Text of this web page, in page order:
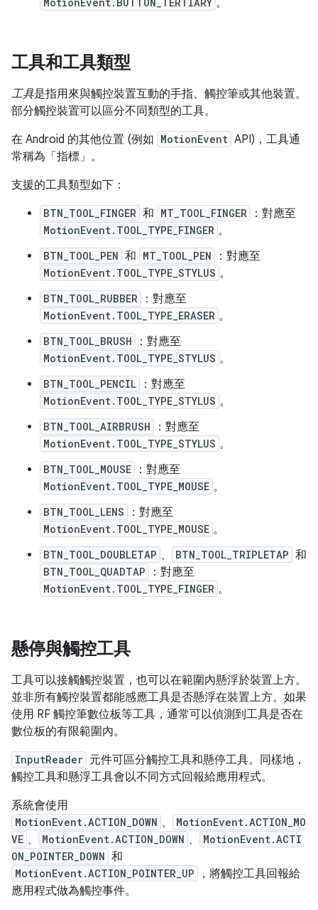
。
工具和工具類型
工具是指用來與觸控裝置互動的手指、觸控筆或其他裝置。
部分觸控裝置可以區分不同類型的工具。
在 Android 的其他位置 (例如 MotionEvent API)，工具通
常稱為「指標」 。
支援的工具類型如下：
BTN_TOOL_FINGER 和 MT_TOOL_FINGER ：對應至
MotionEvent.TOOL_TYPE_FINGER 。
BTN_TOOL_PEN 和 MT_TOOL_PEN ：對應至
MotionEvent.TOOL_TYPE_STYLUS 。
BTN_TOOL_RUBBER ：對應至
MotionEvent.TOOL_TYPE_ERASER 。
BTN_TOOL_BRUSH ：對應至
MotionEvent.TOOL_TYPE_STYLUS 。
BTN_TOOL_PENCIL ：對應至
MotionEvent.TOOL_TYPE_STYLUS 。
BTN_TOOL_AIRBRUSH ：對應至
MotionEvent.TOOL_TYPE_STYLUS 。
BTN_TOOL_MOUSE ：對應至
MotionEvent.TOOL_TYPE_MOUSE 。
BTN_TOOL_LENS ：對應至
MotionEvent.TOOL_TYPE_MOUSE 。
BTN_TOOL_DOUBLETAP 、 BTN_TOOL_TRIPLETAP 和
BTN_TOOL_QUADTAP ：對應至
MotionEvent.TOOL_TYPE_FINGER 。
懸停與觸控工具
工具可以接觸觸控裝置，也可以在範圍內懸浮於裝置上方。
並非所有觸控裝置都能感應工具是否懸浮在裝置上方。如果
使用 RF 觸控筆數位板等工具，通常可以偵測到工具是否在
數位板的有限範圍內。
InputReader 元件可區分觸控工具和懸停工具。同樣地，
觸控工具和懸浮工具會以不同方式回報給應用程式。
系統會使用
MotionEvent.ACTION_DOWN 、
MotionEvent.ACTION_MO
VE 、 MotionEvent.ACTION_DOWN 、
MotionEvent.ACTI
ON_POINTER_DOWN 和
MotionEvent.ACTION_POINTER_UP
，將觸控工具回報給
應用程式做為觸控事件。